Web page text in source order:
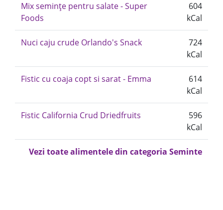
Mix semințe pentru salate - Super
Foods
604
kCal
Nuci caju crude Orlando's Snack
724
kCal
Fistic cu coaja copt si sarat - Emma
614
kCal
Fistic California Crud Driedfruits
596
kCal
Vezi toate alimentele din categoria Seminte